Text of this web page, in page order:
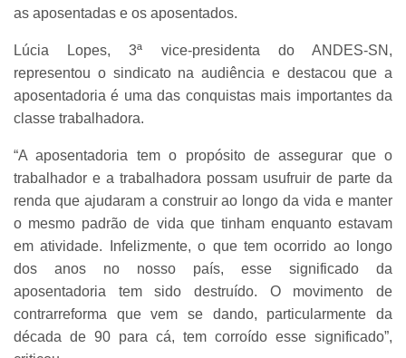
as aposentadas e os aposentados.
Lúcia Lopes, 3ª vice-presidenta do ANDES-SN,
representou o sindicato na audiência e destacou que a
aposentadoria é uma das conquistas mais importantes da
classe trabalhadora.
“A aposentadoria tem o propósito de assegurar que o
trabalhador e a trabalhadora possam usufruir de parte da
renda que ajudaram a construir ao longo da vida e manter
o mesmo padrão de vida que tinham enquanto estavam
em atividade. Infelizmente, o que tem ocorrido ao longo
dos anos no nosso país, esse significado da
aposentadoria tem sido destruído. O movimento de
contrarreforma que vem se dando, particularmente da
década de 90 para cá, tem corroído esse significado”,